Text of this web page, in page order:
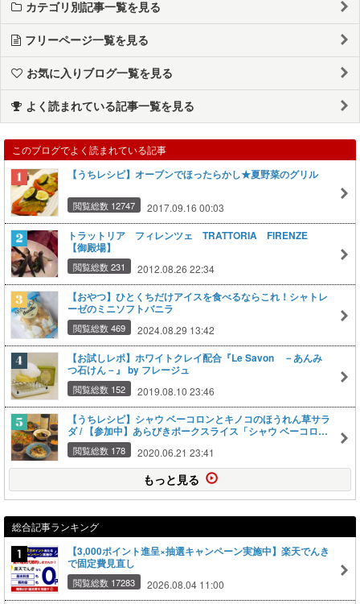
カテゴリ別記事一覧を見る
フリーページ一覧を見る
お気に入りブログ一覧を見る
よく読まれている記事一覧を見る
このブログでよく読まれている記事
【うちレシピ】オーブンでほったらかし★夏野菜のグリル
閲覧総数 12747 2017.09.16 00:03
トラットリア フィレンツェ TRATTORIA FIRENZE
【御殿場】
閲覧総数 231 2012.08.26 22:34
【おやつ】ひとくちだけアイスを食べるならこれ！シャトレ
ーゼのミニソフトバニラ
閲覧総数 469 2024.08.29 13:42
【お試しレポ】ホワイトクレイ配合『Le Savon －あんみ
つ石けん－』 by フレージュ
閲覧総数 152 2019.08.10 23:46
【うちレシピ】シャウ ベーコロンとキノコのほうれん草サラ
ダ / 【参加中】あらびきポークスライス「シャウ ベーコロ
ン」で簡単アレンジレシピ by ニッポンハム×レシピブログ
閲覧総数 178 2020.06.21 23:41
もっと見る
総合記事ランキング
【3,000ポイント進呈×抽選キャンペーン実施中】楽天でんき
で固定費見直し
閲覧総数 17283 2026.08.04 11:00